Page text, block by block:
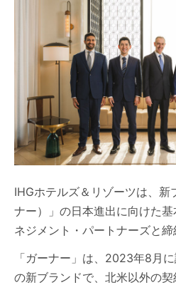
IHGホテルズ＆リゾーツは、
ナー）」の日本進出に向けた
ネジメント・パートナーズと締
「ガーナー」は、2023年8月
の新ブランドで、北米以外の